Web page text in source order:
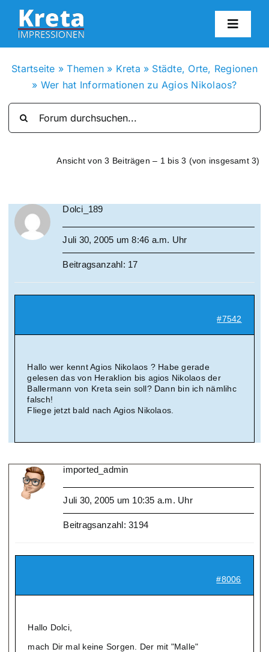
Zum
Inhalt
springen
Suche
Startseite »Themen» Kreta » Städte, Orte, Regionen
» Wer hat Informationen zu Agios Nikolaos?
Ansicht von 3 Beiträgen – 1 bis 3 (von insgesamt 3)
Dolci_189
Juli 30, 2005 um 8:46 a.m. Uhr
Beitragsanzahl: 17
#7542
Hallo wer kennt Agios Nikolaos ? Habe gerade
gelesen das von Heraklion bis agios Nikolaos der
Ballermann von Kreta sein soll? Dann bin ich nämlihc
falsch!
Fliege jetzt bald nach Agios Nikolaos.
imported_admin
Juli 30, 2005 um 10:35 a.m. Uhr
Beitragsanzahl: 3194
#8006
Hallo Dolci,
mach Dir mal keine Sorgen. Der mit "Malle"